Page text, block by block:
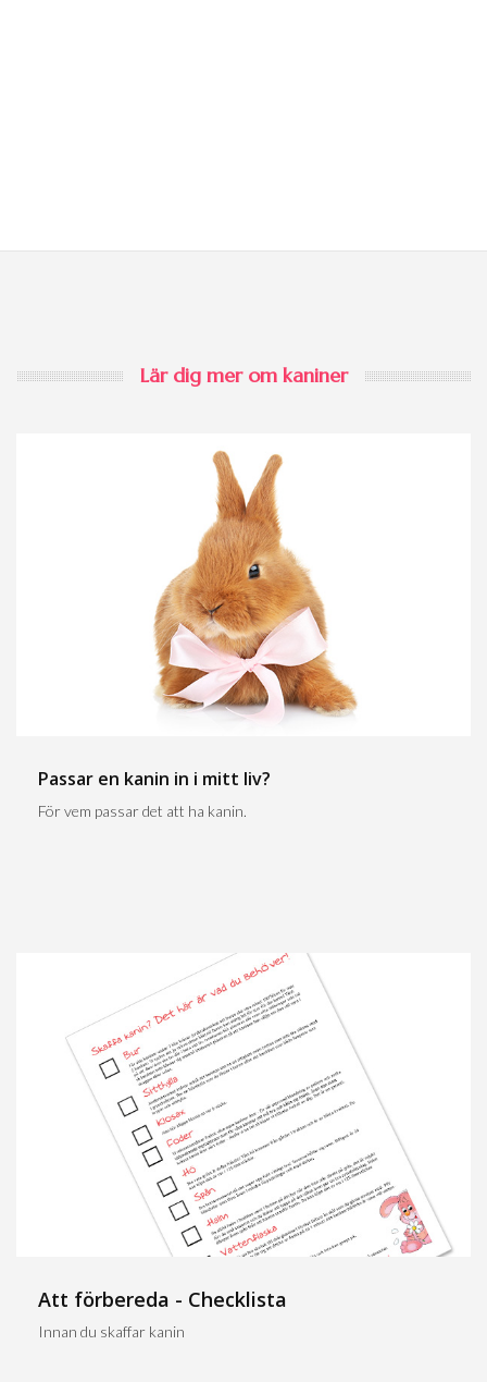
Lär dig mer om kaniner
Passar en kanin in i mitt liv?
För vem passar det att ha kanin.
Att förbereda - Checklista
Innan du skaffar kanin